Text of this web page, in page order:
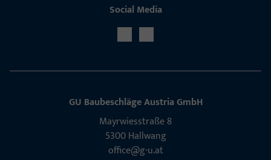
Social Media
GU Baubeschläge Aus­tria GmbH
Mayrwies­straße 8
5300 Hall­wang
office@g-u.at